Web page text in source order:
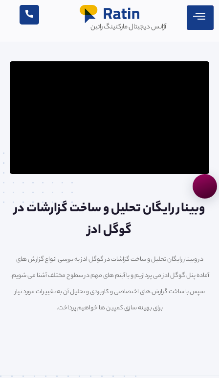
آژانس دیجیتال مارکتینگ راتین
وبینار رایگان تحلیل و ساخت گزارشات در
گوگل ادز
در وبینار رایگان تحلیل و ساخت گزاشات در گوگل ادز به بررسی انواع گزارش های
آماده پنل گوگل ادز می پردازیم و با آیتم های مهم در سطوح مختلف آشنا می شویم.
سپس با ساخت گزارش های اختصاصی و کاربردی و تحلیل آن به تغییرات مورد نیاز
برای بهینه سازی کمپین ها خواهیم پرداخت.